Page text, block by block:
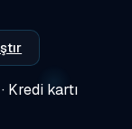
Kredi kartı